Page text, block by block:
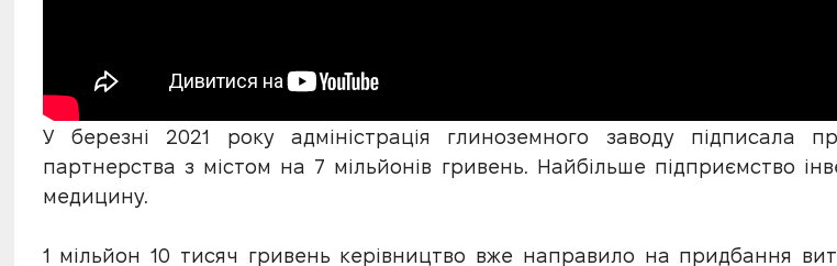
У березні 2021 року адміністрація глиноземного заводу підписала
партнерства з містом на 7 мільйонів гривень. Найбільше підприємство
медицину.
1 мільйон 10 тисяч гривень керівництво вже направило на придбання